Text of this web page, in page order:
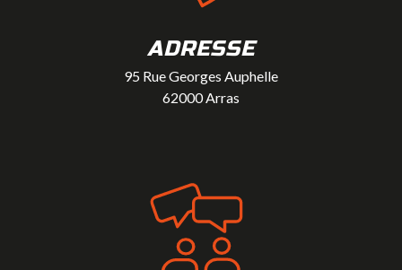
ADRESSE
95 Rue Georges Auphelle
62000 Arras